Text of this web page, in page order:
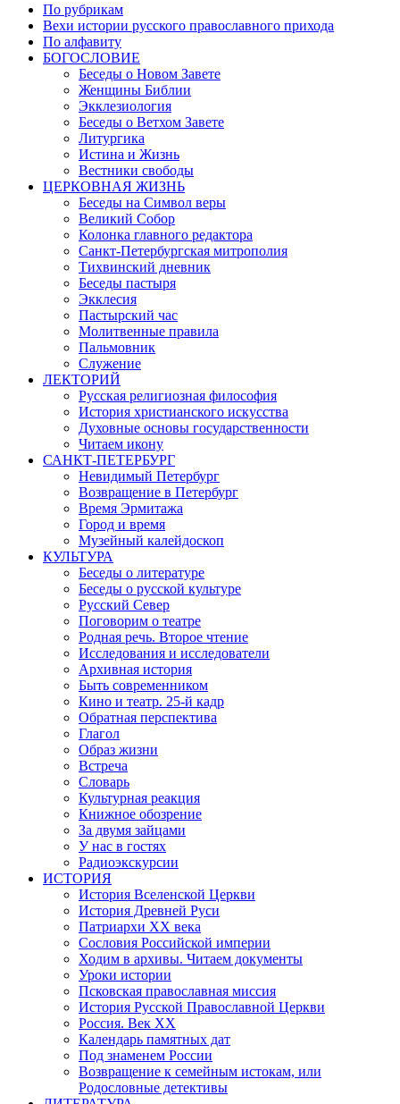
По рубрикам
Вехи истории русского православного прихода
По алфавиту
БОГОСЛОВИЕ
Беседы о Новом Завете
Женщины Библии
Экклезиология
Беседы о Ветхом Завете
Литургика
Истина и Жизнь
Вестники свободы
ЦЕРКОВНАЯ ЖИЗНЬ
Беседы на Символ веры
Великий Собор
Колонка главного редактора
Санкт-Петербургская митрополия
Тихвинский дневник
Беседы пастыря
Экклесия
Пастырский час
Молитвенные правила
Пальмовник
Служение
ЛЕКТОРИЙ
Русская религиозная философия
История христианского искусства
Духовные основы государственности
Читаем икону
САНКТ-ПЕТЕРБУРГ
Невидимый Петербург
Возвращение в Петербург
Время Эрмитажа
Город и время
Музейный калейдоскоп
КУЛЬТУРА
Беседы о литературе
Беседы о русской культуре
Русский Север
Поговорим о театре
Родная речь. Второе чтение
Исследования и исследователи
Архивная история
Быть современником
Кино и театр. 25-й кадр
Обратная перспектива
Глагол
Образ жизни
Встреча
Словарь
Культурная реакция
Книжное обозрение
За двумя зайцами
У нас в гостях
Радиоэкскурсии
ИСТОРИЯ
История Вселенской Церкви
История Древней Руси
Патриархи XX века
Сословия Российской империи
Ходим в архивы. Читаем документы
Уроки истории
Псковская православная миссия
История Русской Православной Церкви
Россия. Век ХХ
Календарь памятных дат
Под знаменем России
Возвращение к семейным истокам, или
Родословные детективы